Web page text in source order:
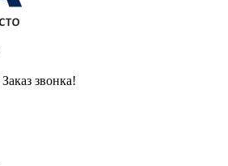
Заказ звонка!